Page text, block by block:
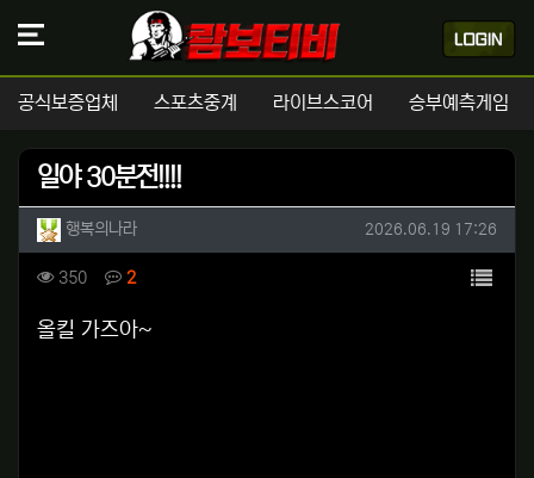
공식보증업체 스포츠중계 라이브스코어 승부예측게임
일야 30분전!!!!
작성자 정보
행복의나라작성 작성일
2026.06.19 17:26
컨텐츠 정보
350조회 2댓글 목록
본문
올킬 가즈아~